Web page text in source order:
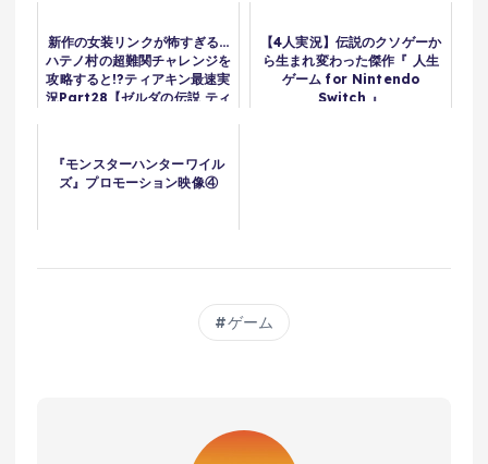
新作の女装リンクが怖すぎる…
ハテノ村の超難関チャレンジを
攻略すると!?ティアキン最速実
況Part28【ゼルダの伝説 ティ
【4人実況】伝説のクソゲーか
ら生まれ変わった傑作『 人生
ゲーム for Nintendo
Switch 』
『モンスターハンターワイル
ズ』プロモーション映像④
ゲーム